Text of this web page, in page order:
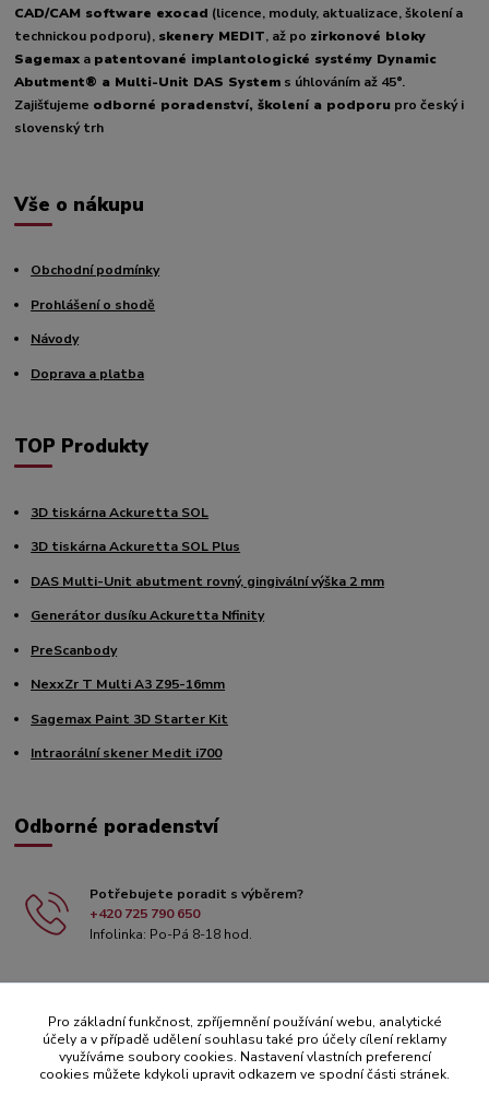
CAD/CAM software exocad (licence, moduly, aktualizace, školení a
technickou podporu), skenery MEDIT, až po zirkonové bloky
Sagemax a patentované implantologické systémy Dynamic
Abutment® a Multi-Unit DAS System s úhlováním až 45°.
Zajišťujeme odborné poradenství, školení a podporu pro český i
slovenský trh
Vše o nákupu
Obchodní podmínky
Prohlášení o shodě
Návody
Doprava a platba
TOP Produkty
3D tiskárna Ackuretta SOL
3D tiskárna Ackuretta SOL Plus
DAS Multi-Unit abutment rovný, gingivální výška 2 mm
Generátor dusíku Ackuretta Nfinity
PreScanbody
NexxZr T Multi A3 Z95-16mm
Sagemax Paint 3D Starter Kit
Intraorální skener Medit i700
Odborné poradenství
Potřebujete poradit s výběrem?
+420 725 790 650
Infolinka: Po-Pá 8-18 hod.
Pro základní funkčnost, zpříjemnění používání webu, analytické
účely a v případě udělení souhlasu také pro účely cílení reklamy
využíváme soubory cookies. Nastavení vlastních preferencí
cookies můžete kdykoli upravit odkazem ve spodní části stránek.